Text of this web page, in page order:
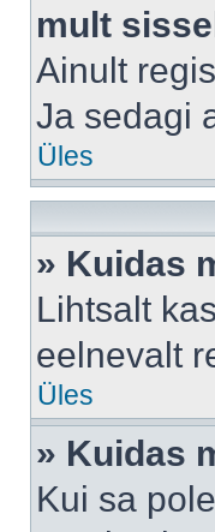
mult
Ainult
Ja sedagi
Üles
» Kuidas
Lihtsalt
eelnevalt
Üles
» Kuidas
Kui sa